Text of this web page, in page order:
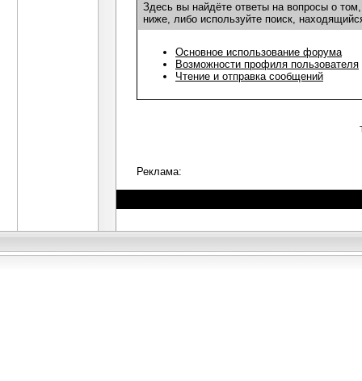
Здесь вы найдёте ответы на вопросы о
ниже, либо используйте поиск,
Основное использование форума
Возможности профиля пользователя
Чтение и отправка сообщений
Реклама: